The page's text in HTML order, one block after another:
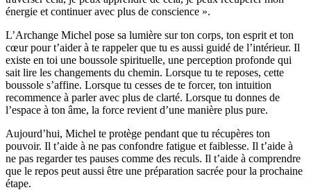
énergie et continuer avec plus de conscience ».
L’Archange Michel pose sa lumière sur ton corps, ton esprit et ton
cœur pour t’aider à te rappeler que tu es aussi guidé de l’intérieur. Il
existe en toi une boussole spirituelle, une perception profonde qui
sait lire les changements du chemin. Lorsque tu te reposes, cette
boussole s’affine. Lorsque tu cesses de te forcer, ton intuition
recommence à parler avec plus de clarté. Lorsque tu donnes de
l’espace à ton âme, la force revient d’une manière plus pure.
Aujourd’hui, Michel te protège pendant que tu récupères ton
pouvoir. Il t’aide à ne pas confondre fatigue et faiblesse. Il t’aide à
ne pas regarder tes pauses comme des reculs. Il t’aide à comprendre
que le repos peut aussi être une préparation sacrée pour la prochaine
étape.